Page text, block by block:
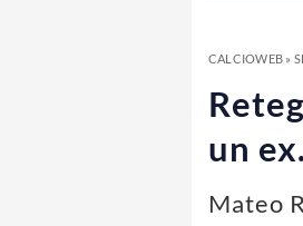
CALCIOWEB»
un
Mateo